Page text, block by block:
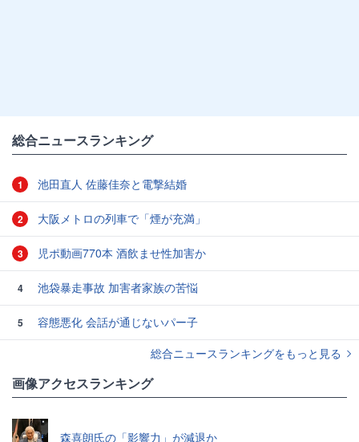
総合ニュースランキング
1 池田直人 佐藤佳奈と電撃結婚
2 大阪メトロの列車で「煙が充満」
3 児ポ動画770本 酒飲ませ性加害か
4 池袋暴走事故 加害者家族の苦悩
5
容態悪化 会話が通じないパー子
総合ニュースランキングをもっと見る
画像アクセスランキング
森喜朗氏の「影響力」が減退か